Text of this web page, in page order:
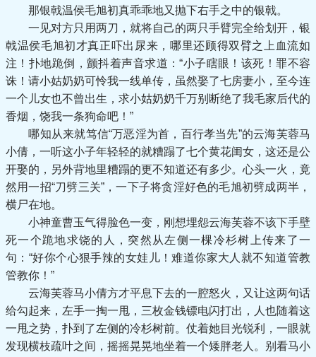
那银戟温侯毛旭初真乖乖地又抛下右手之中的银戟。
一见对方只用两刀，就将自己的两只手臂完全给划开，银
戟温侯毛旭初才真正吓出尿来，哪里还顾得双臂之上血流如
注！扑地跪倒，颤抖着声音求道：“小子瞎眼！该死！罪不容
诛！请小姑奶奶可怜我一线单传，虽然娶了七房妻小，至今连
一个儿女也不曾出生，求小姑奶奶千万别断绝了我毛家后代的
香烟，饶我一条狗命吧！”
哪知从来就笃信“万恶淫为首，百行孝当先”的云海芙蓉马
小倩，一听这小子年轻轻的就糟蹋了七个黄花闺女，这还是公
开娶的，另外背地里糟蹋的更不知道还有多少。心头一火，竟
然用一招“刀劈三关”，一下子将贪淫好色的毛旭初劈成两半，
横尸在地。
小神童曹玉气得脸色一变，刚想埋怨云海芙蓉不该下手壁
死一个跪地求饶的人，突然从左侧一棵冷杉树上传来了一
句：“好你个心狠手辣的女娃儿！难道你家大人就不知道管教
管教你！”
云海芙蓉马小倩方才平息下去的一腔怒火，又让这两句话
给勾起来，左手一掏一甩，三枚金钱镖电闪打出，人也随着这
一甩之势，扑到了左侧的冷杉树前。仗着她目光锐利，一眼就
发现横枝疏叶之间，摇摇晃晃地坐着一个矮胖老人。别看马小